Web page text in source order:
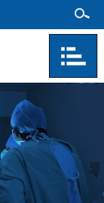
Hledat